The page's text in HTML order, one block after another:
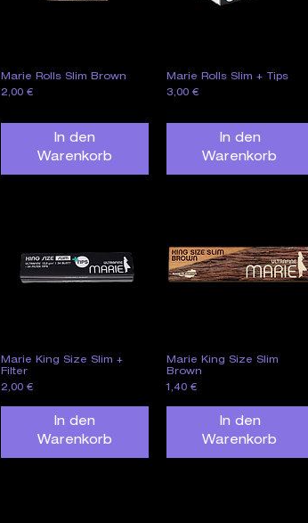
Schnellansicht
Marie Rolls Slim Brown
Preis
2,00 €
In den
Warenkorb
Schnellansicht
Marie Rolls Slim + Tips
Preis
3,00 €
In den
Warenkorb
Schnellansicht
Marie King Size Slim +
Filter
Preis
2,00 €
In den
Warenkorb
Schnellansicht
Marie King Size Slim
Brown
Preis
1,40 €
In den
Warenkorb